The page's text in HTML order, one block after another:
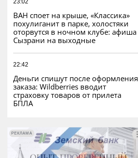
ВАН споет на крыше, «Классика»
похулиганит в парке, холостяки
оторвутся в ночном клубе: афиша
Сызрани на выходные
22:42
Деньги спишут после оформления
заказа: Wildberries вводит
страховку товаров от прилета
БПЛА
РЕКЛАМА
РЕКЛАМА